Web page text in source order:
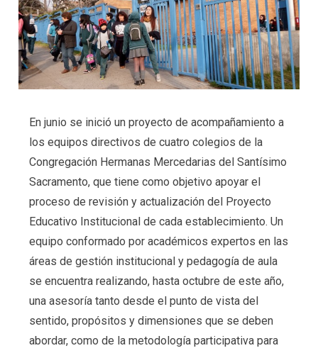
En junio se inició un proyecto de acompañamiento a
los equipos directivos de cuatro colegios de la
Congregación Hermanas Mercedarias del Santísimo
Sacramento, que tiene como objetivo apoyar el
proceso de revisión y actualización del Proyecto
Educativo Institucional de cada establecimiento. Un
equipo conformado por académicos expertos en las
áreas de gestión institucional y pedagogía de aula
se encuentra realizando, hasta octubre de este año,
una asesoría tanto desde el punto de vista del
sentido, propósitos y dimensiones que se deben
abordar, como de la metodología participativa para